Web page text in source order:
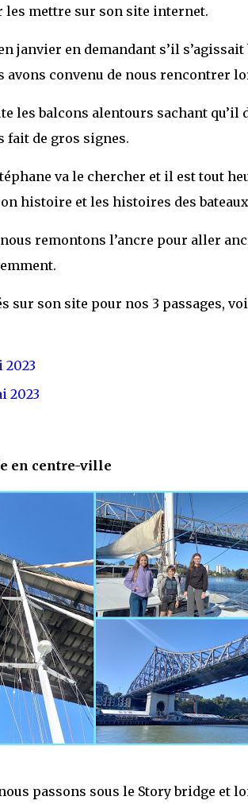
mettre sur son site internet.
janvier en demandant s’il
avons convenu de nous rencontrer
les balcons alentours sachant qu’il
fait de gros signes.
va le chercher et il est tout
histoire et les histoires des
nous remontons l’ancre pour aller
sur son site pour nos 3 passages,
2023
2023
en centre-ville
passons sous le Story bridge et